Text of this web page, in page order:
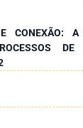
CONEXÃO: